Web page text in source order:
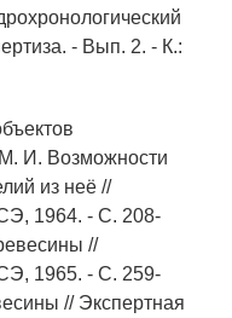
- Вып. 2. - К.:
И. Возможности
из неё //
1964. - С. 208-
//
1965. - С. 259-
// Экспертная